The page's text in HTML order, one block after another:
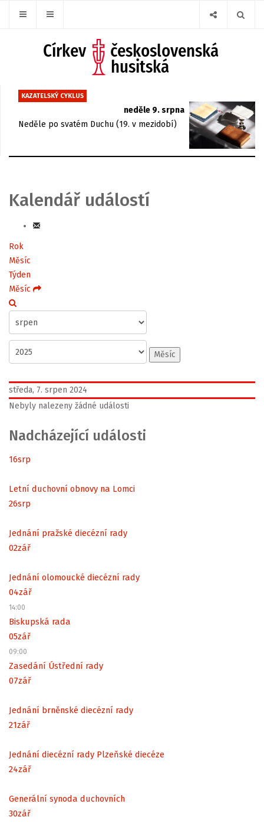
KAZATELSKÝ CYKLUS
neděle 9. srpna
Neděle po svatém Duchu (19. v mezidobí)
Kalendář událostí
Rok
Měsíc
Týden
Měsíc
Měsíc
středa, 7. srpen 2024
Nebyly nalezeny žádné události
Nadcházející události
16srp
Letní duchovní obnovy na Lomci
26srp
Jednání pražské diecézní rady
02zář
Jednání olomoucké diecézní rady
04zář
14:00
Biskupská rada
05zář
09:00
Zasedání Ústřední rady
07zář
Jednání brněnské diecézní rady
21zář
Jednání diecézní rady Plzeňské diecéze
24zář
Generální synoda duchovních
30zář